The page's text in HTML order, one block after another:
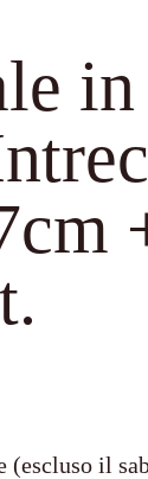
in
(escluso il